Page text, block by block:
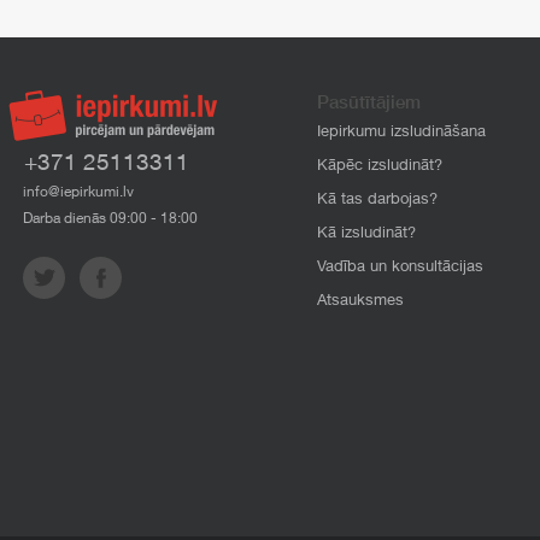
+371 25113311
info@iepirkumi.lv
Darba dienās 09:00 - 18:00
Pasūtītājiem
Iepirkumu izsludināšana
Kāpēc izsludināt?
Kā tas darbojas?
Kā izsludināt?
Vadība un konsultācijas
Atsauksmes